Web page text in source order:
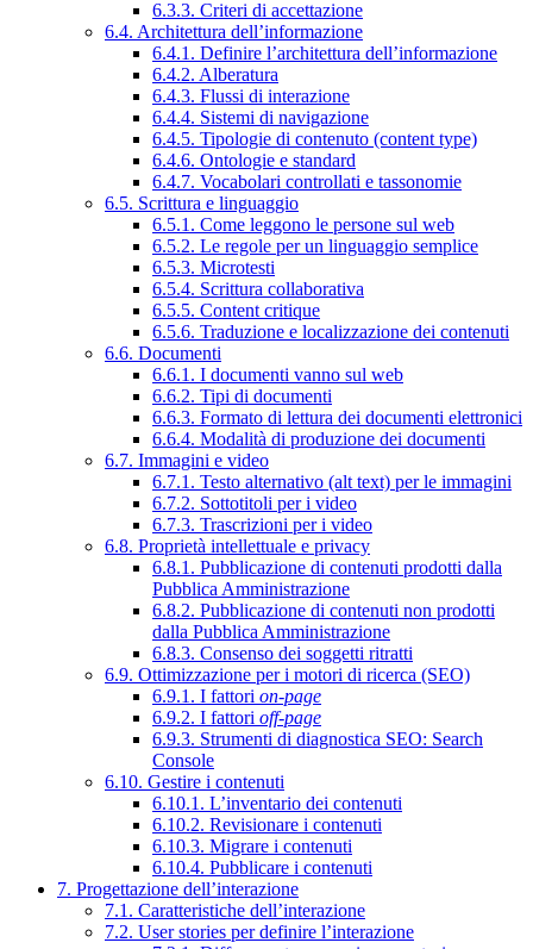
6.3.3. Criteri di accettazione
6.4. Architettura dell’informazione
6.4.1. Definire l’architettura dell’informazione
6.4.2. Alberatura
6.4.3. Flussi di interazione
6.4.4. Sistemi di navigazione
6.4.5. Tipologie di contenuto (content type)
6.4.6. Ontologie e standard
6.4.7. Vocabolari controllati e tassonomie
6.5. Scrittura e linguaggio
6.5.1. Come leggono le persone sul web
6.5.2. Le regole per un linguaggio semplice
6.5.3. Microtesti
6.5.4. Scrittura collaborativa
6.5.5. Content critique
6.5.6. Traduzione e localizzazione dei contenuti
6.6. Documenti
6.6.1. I documenti vanno sul web
6.6.2. Tipi di documenti
6.6.3. Formato di lettura dei documenti elettronici
6.6.4. Modalità di produzione dei documenti
6.7. Immagini e video
6.7.1. Testo alternativo (alt text) per le immagini
6.7.2. Sottotitoli per i video
6.7.3. Trascrizioni per i video
6.8. Proprietà intellettuale e privacy
6.8.1. Pubblicazione di contenuti prodotti dalla
Pubblica Amministrazione
6.8.2. Pubblicazione di contenuti non prodotti
dalla Pubblica Amministrazione
6.8.3. Consenso dei soggetti ritratti
6.9. Ottimizzazione per i motori di ricerca (SEO)
6.9.1. I fattori on-page
6.9.2. I fattori off-page
6.9.3. Strumenti di diagnostica SEO: Search
Console
6.10. Gestire i contenuti
6.10.1. L’inventario dei contenuti
6.10.2. Revisionare i contenuti
6.10.3. Migrare i contenuti
6.10.4. Pubblicare i contenuti
7. Progettazione dell’interazione
7.1. Caratteristiche dell’interazione
7.2. User stories per definire l’interazione